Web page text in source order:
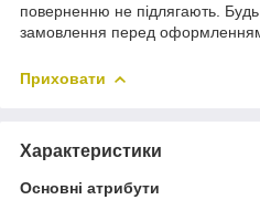
поверненню не підлягають.
замовлення перед
Приховати
Характеристики
Основні атрибути